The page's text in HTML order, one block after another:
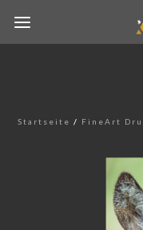
Startseite / FineArt